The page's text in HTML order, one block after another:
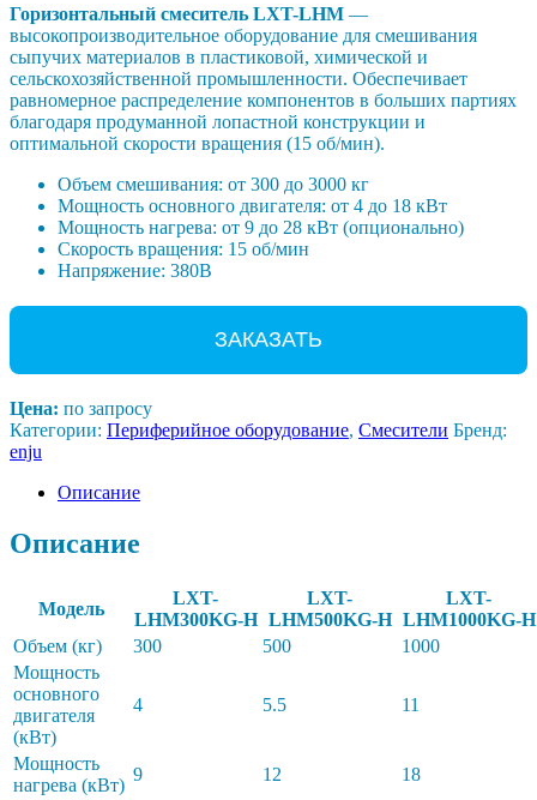
Горизонтальный смеситель LXT-LHM —
высокопроизводительное оборудование для смешивания
сыпучих материалов в пластиковой, химической и
сельскохозяйственной промышленности. Обеспечивает
равномерное распределение компонентов в больших партиях
благодаря продуманной лопастной конструкции и
оптимальной скорости вращения (15 об/мин).
Объем смешивания: от 300 до 3000 кг
Мощность основного двигателя: от 4 до 18 кВт
Мощность нагрева: от 9 до 28 кВт (опционально)
Скорость вращения: 15 об/мин
Напряжение: 380В
ЗАКАЗАТЬ
Цена: по запросу
Категории: Периферийное оборудование, Смесители Бренд:
enju
Описание
Описание
Модель
LXT-
LHM300KG-H
LXT-
LHM500KG-H
LXT-
LHM1000KG-H
Объем (кг)
300 500
1000
Мощность
основного
двигателя
(кВт)
4 5.5 11
Мощность
нагрева (кВт)
9 12
18